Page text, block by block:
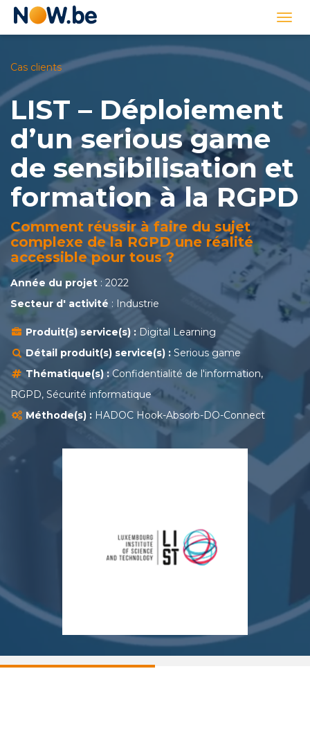
Lien
d'accueil
Cas clients
LIST – Déploiement
d’un serious game
de sensibilisation et
formation à la RGPD
Comment réussir à faire du sujet
complexe de la RGPD une réalité
accessible pour tous ?
Année du projet : 2022
Secteur d' activité : Industrie
Produit(s) service(s) : Digital Learning
Détail produit(s) service(s) : Serious game
Thématique(s) : Confidentialité de l'information,
RGPD, Sécurité informatique
Méthode(s) : HADOC Hook-Absorb-DO-Connect